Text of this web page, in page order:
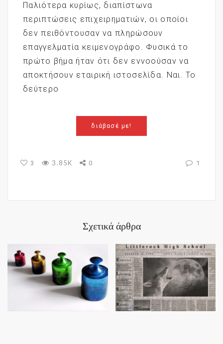
Παλιότερα κυρίως, διαπίστωνα
περιπτώσεις επιχειρηματιών, οι οποίοι
δεν πειθόντουσαν να πληρώσουν
επαγγελματία κειμενογράφο. Φυσικά το
πρώτο βήμα ήταν ότι δεν εννοούσαν να
αποκτήσουν εταιρική ιστοσελίδα. Ναι. Το
δεύτερο
διάβασέ με!
3 3.85K 0 1
Σχετικά άρθρα